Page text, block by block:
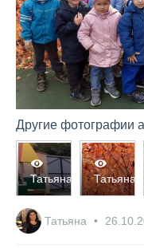
Другие фотографии
2211
0
Татьяна
2189
0
Татьяна
Татьяна